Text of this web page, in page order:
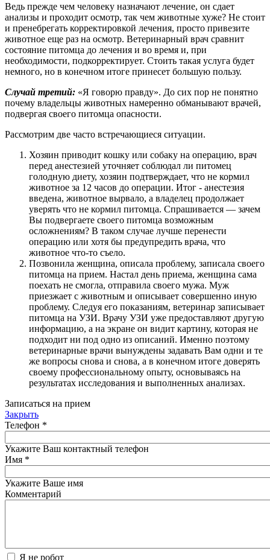
Ведь прежде чем человеку назначают лечение, он сдает
анализы и проходит осмотр, так чем животные хуже? Не стоит
и пренебрегать корректировкой лечения, просто привезите
животное еще раз на осмотр. Ветеринарный врач сравнит
состояние питомца до лечения и во время и, при
необходимости, подкорректирует. Стоить такая услуга будет
немного, но в конечном итоге принесет большую пользу.
Случай третий: «Я говорю правду». До сих пор не понятно
почему владельцы животных намеренно обманывают врачей,
подвергая своего питомца опасности.
Рассмотрим две часто встречающиеся ситуации.
Хозяин приводит кошку или собаку на операцию, врач
перед анестезией уточняет соблюдал ли питомец
голодную диету, хозяин подтверждает, что не кормил
животное за 12 часов до операции. Итог - анестезия
введена, животное вырвало, а владелец продолжает
уверять что не кормил питомца. Спрашивается — зачем
Вы подвергаете своего питомца возможным
осложнениям? В таком случае лучше перенести
операцию или хотя бы предупредить врача, что
животное что-то съело.
Позвонила женщина, описала проблему, записала своего
питомца на прием. Настал день приема, женщина сама
поехать не смогла, отправила своего мужа. Муж
приезжает с животным и описывает совершенно иную
проблему. Следуя его показаниям, ветеринар записывает
питомца на УЗИ. Врачу УЗИ уже предоставляют другую
информацию, а на экране он видит картину, которая не
подходит ни под одно из описаний. Именно поэтому
ветеринарные врачи вынуждены задавать Вам одни и те
же вопросы снова и снова, а в конечном итоге доверять
своему профессиональному опыту, основываясь на
результатах исследования и выполненных анализах.
Записаться на прием
Закрыть
Телефон *
Укажите Ваш контактный телефон
Имя *
Укажите Ваше имя
Комментарий
Я не робот